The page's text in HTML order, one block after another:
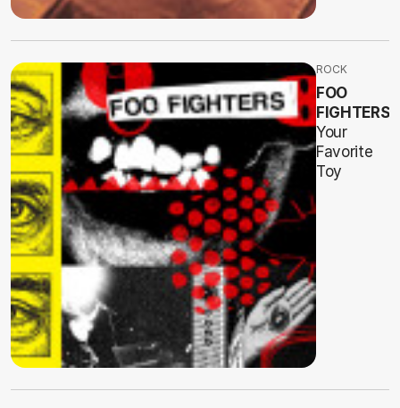
ROCK
FOO
FIGHTERS
Your
Favorite
Toy